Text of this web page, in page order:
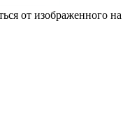
от изображенного на